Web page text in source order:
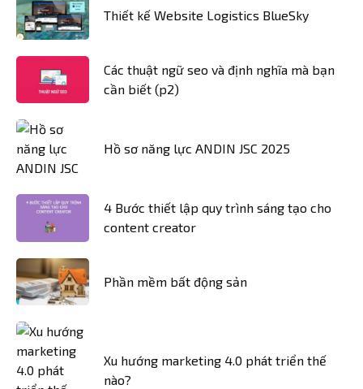
Thiết kế Website Logistics BlueSky
Các thuật ngữ seo và định nghĩa mà bạn
cần biết (p2)
Hồ sơ năng lực ANDIN JSC 2025
4 Bước thiết lập quy trình sáng tạo cho
content creator
Phần mềm bất động sản
Xu hướng marketing 4.0 phát triển thế
nào?